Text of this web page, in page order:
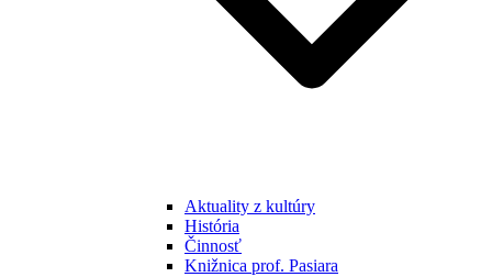
Aktuality z kultúry
História
Činnosť
Knižnica prof. Pasiara